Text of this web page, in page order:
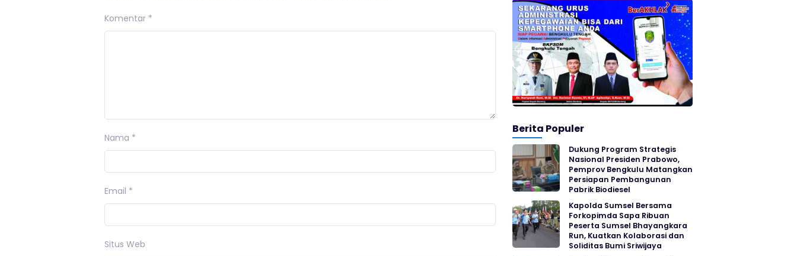
Komentar *
Nama *
Email *
Situs Web
Berita Populer
Dukung Program Strategis
Nasional Presiden Prabowo,
Pemprov Bengkulu Matangkan
Persiapan Pembangunan
Pabrik Biodiesel
Kapolda Sumsel Bersama
Forkopimda Sapa Ribuan
Peserta Sumsel Bhayangkara
Run, Kuatkan Kolaborasi dan
Soliditas Bumi Sriwijaya